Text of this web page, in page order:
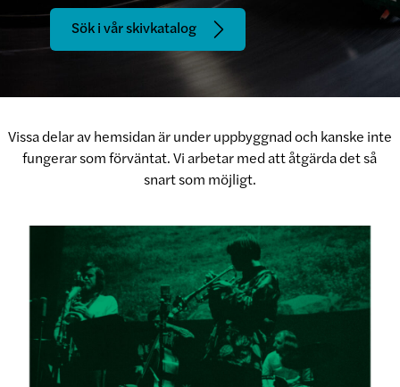
Sök i vår skivkatalog
Vissa delar av hemsidan är under uppbyggnad och kanske inte
fungerar som förväntat. Vi arbetar med att åtgärda det så
snart som möjligt.